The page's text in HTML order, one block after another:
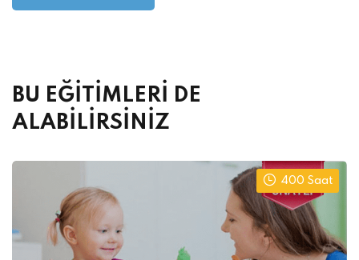
BU EĞİTİMLERİ DE
ALABİLİRSİNİZ
400 Saat